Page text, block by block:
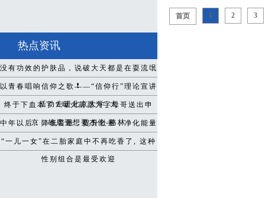
热点资讯
没有功效的护肤品，说破大天都是在耍流氓
❗️
以青春唱响信仰之歌——“信仰行”理论宣讲
活动走进北京大学_大
终于下血本了？曝火箭愿为字母哥送出申
京，雄鹿更想要杰伦-格林
中年以后：降低音量，提升肚量，净化能量
“一儿一女”在二胎家庭中不再吃香了, 这种
性别组合是最受欢迎
首页 1 2 3